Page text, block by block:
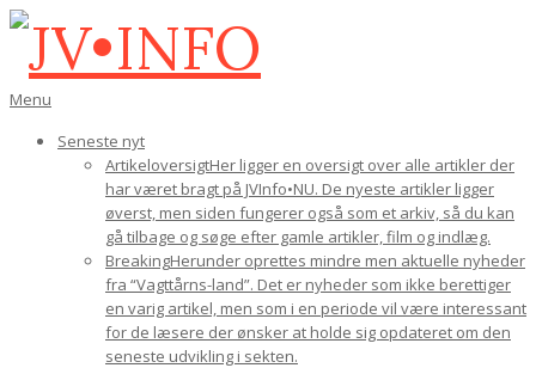
Gå
indhold
JV•INFO
Den
navigations-
Menu
Seneste nyt
ArtikeloversigtHer ligger en oversigt over alle artikler der
har været bragt på JVInfo•NU. De nyeste artikler ligger
øverst, men siden fungerer også som et arkiv, så du kan
gå tilbage og søge efter gamle artikler, film og indlæg.
BreakingHerunder oprettes mindre men aktuelle nyheder
fra “Vagttårns-land”. Det er nyheder som ikke berettiger
en varig artikel, men som i en periode vil være interessant
for de læsere der ønsker at holde sig opdateret om den
seneste udvikling i sekten.